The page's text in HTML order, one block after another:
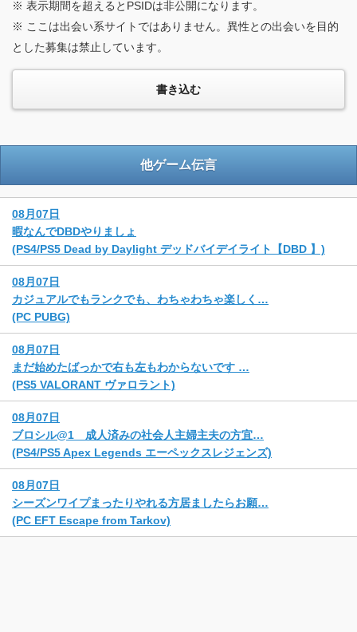
※ 表示期間を超えるとPSIDは非公開になります。
※ ここは出会い系サイトではありません。異性との出会いを目的
とした募集は禁止しています。
他ゲーム伝言
08月07日
暇なんでDBDやりましょ
(PS4/PS5 Dead by Daylight デッドバイデイライト【DBD 】)
08月07日
カジュアルでもランクでも、わちゃわちゃ楽しく…
(PC PUBG)
08月07日
まだ始めたばっかで右も左もわからないです …
(PS5 VALORANT ヴァロラント)
08月07日
ブロシル@1 成人済みの社会人主婦主夫の方宜…
(PS4/PS5 Apex Legends エーペックスレジェンズ)
08月07日
シーズンワイプまったりやれる方居ましたらお願…
(PC EFT Escape from Tarkov)